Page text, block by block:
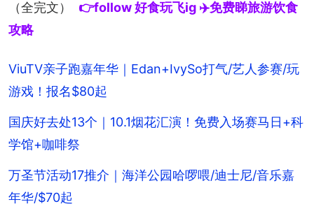
（全完文）
👉follow 好食玩飞ig ✈️免费睇旅游饮食
攻略
ViuTV亲子跑嘉年华｜Edan+IvySo打气/艺人参赛/玩
游戏！报名$80起
国庆好去处13个｜10.1烟花汇演！免费入场赛马日+科
学馆+咖啡祭
万圣节活动17推介｜海洋公园哈啰喂/迪士尼/音乐嘉
年华/$70起